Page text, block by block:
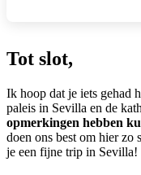
Tot slot,
Ik hoop dat je iets gehad
paleis in Sevilla en de
opmerkingen hebben
doen ons best om hier zo
je een fijne trip in Sevilla!